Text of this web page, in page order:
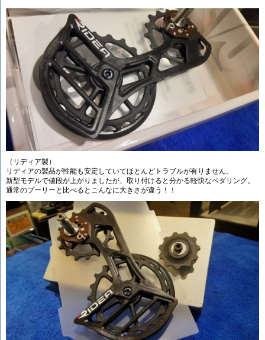
（リディア製）
リディアの製品が性能も安定していてほとんどトラブルが有りません。
新型モデルで値段が上がりましたが、取り付けると分かる軽快なペダリング。
通常のプーリーと比べるとこんなに大きさが違う！！